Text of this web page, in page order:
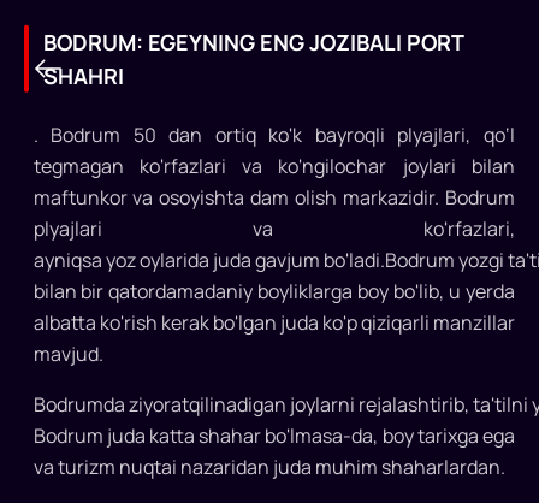
BODRUM:
EGEYNING
ENG
JOZIBALI
PORT
SHAHRI
Bodrum
BODRUM: EGEYNING ENG JOZIBALI PORT
SHAHRI
. Bodrum 50 dan ortiq ko'k bayroqli plyajlari, qo‘l
tegmagan ko'rfazlari va ko'ngilochar joylari bilan
maftunkor va osoyishta dam olish markazidir. Bodrum
plyajlari va ko'rfazlari,
ayniqsa yoz oylarida juda gavjum bo'ladi.Bodrum yozgi
bilan bir qatordamadaniy boyliklarga boy bo'lib, u yerda
albatta ko'rish kerak bo'lgan juda ko'p qiziqarli manzillar
mavjud.
Bodrumda ziyoratqilinadigan joylarni rejalashtirib, ta'tilni
Bodrum juda katta shahar bo'lmasa-da, boy tarixga ega
va turizm nuqtai nazaridan juda muhim shaharlardan.